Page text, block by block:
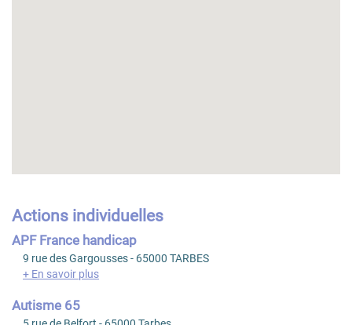
Actions individuelles
APF France handicap
9 rue des Gargousses - 65000 TARBES
+ En savoir plus
Autisme 65